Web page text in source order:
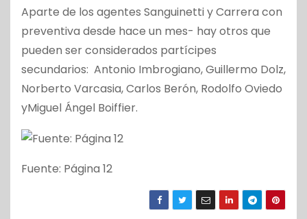
Aparte de los agentes Sanguinetti y Carrera con
preventiva desde hace un mes- hay otros que
pueden ser considerados partícipes
secundarios: Antonio Imbrogiano, Guillermo Dolz,
Norberto Varcasia, Carlos Berón, Rodolfo Oviedo
yMiguel Ángel Boiffier.
Fuente: Página 12